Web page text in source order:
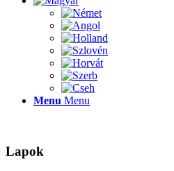
Menu Menu
Lapok